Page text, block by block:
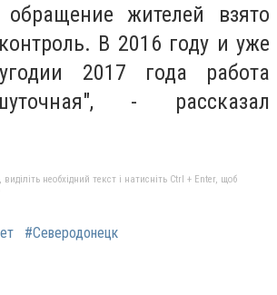
жителей взято
В 2016 году и уже
2017 года работа
- рассказал
необхідний текст і натисніть Ctrl + Enter, щоб
#Северодонецк